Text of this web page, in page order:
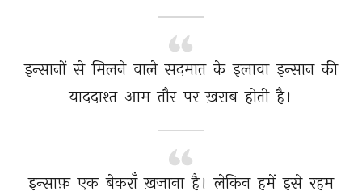
इन्सानों से मिलने वाले सदमात के इलावा इन्सान की
याददाश्त आम तौर पर ख़राब होती है।
इन्साफ़ एक बेकराँ ख़ज़ाना है। लेकिन हमें इसे रहम